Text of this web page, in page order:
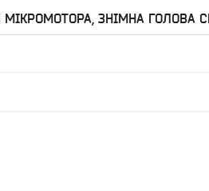
ЗНІМНА ГОЛОВА